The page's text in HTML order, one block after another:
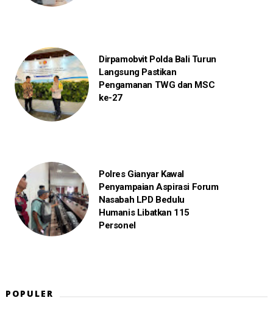
Dirpamobvit Polda Bali Turun
Langsung Pastikan
Pengamanan TWG dan MSC
ke-27
Polres Gianyar Kawal
Penyampaian Aspirasi Forum
Nasabah LPD Bedulu
Humanis Libatkan 115
Personel
POPULER